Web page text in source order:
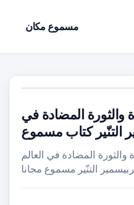
مسموع مكان
والثورة المضادة في
التنّير كتاب مسموع
والثورة المضادة في العالم
التنّير مسموع مجانا